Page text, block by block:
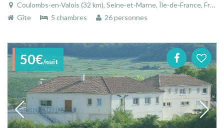
Coulombs-en-Valois (32 km), Seine-et-Marne, Île-de-France, France
Gîte
5 chambres 26 personnes
50€/nuit